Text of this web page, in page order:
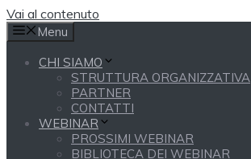
Vai al contenuto
Menu
CHI SIAMO
STRUTTURA ORGANIZZATIVA
PARTNER
CONTATTI
WEBINAR
PROSSIMI WEBINAR
BIBLIOTECA DEI WEBINAR